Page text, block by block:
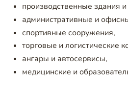
производственные здания
административные и
спортивные сооружения,
торговые и логистические
ангары и автосервисы,
медицинские и